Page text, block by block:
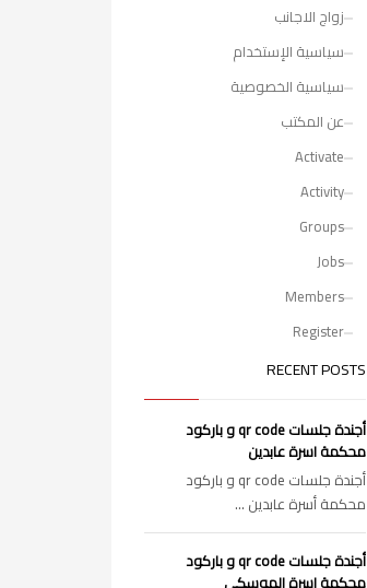
زواج الاجانب
سياسية الإستخدام
سياسية الخصوصية
عن المكتب
Activate
Activity
Groups
Jobs
Members
Register
RECENT POSTS
أجندة جلسات qr code و باركود
محكمة اسرة عابدين
أجندة جلسات qr code و باركود
محكمة أسرة عابدين ...
أجندة جلسات qr code و باركود
محكمة اسرة الموسكى